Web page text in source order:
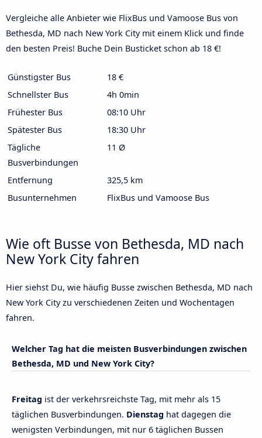
Vergleiche alle Anbieter wie FlixBus und Vamoose Bus von
Bethesda, MD nach New York City mit einem Klick und finde
den besten Preis! Buche Dein Busticket schon ab 18 €!
Günstigster Bus
18 €
Schnellster Bus
4h 0min
Frühester Bus
08:10 Uhr
Spätester Bus
18:30 Uhr
Tägliche
Busverbindungen
11 Ø
Entfernung
325,5 km
Busunternehmen
FlixBus und Vamoose Bus
Wie oft Busse von Bethesda, MD nach
New York City fahren
Hier siehst Du, wie häufig Busse zwischen Bethesda, MD nach
New York City zu verschiedenen Zeiten und Wochentagen
fahren.
Welcher Tag hat die meisten Busverbindungen zwischen
Bethesda, MD und New York City?
Freitag ist der verkehrsreichste Tag, mit mehr als 15
täglichen Busverbindungen. Dienstag hat dagegen die
wenigsten Verbindungen, mit nur 6 täglichen Bussen